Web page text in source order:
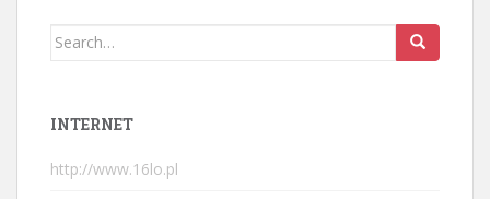
Search
INTERNET
http://www.16lo.pl